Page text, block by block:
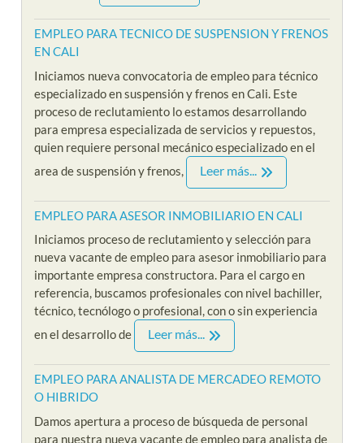
EMPLEO PARA TECNICO DE SUSPENSION Y FRENOS
EN CALI
Iniciamos nueva convocatoria de empleo para técnico
especializado en suspensión y frenos en Cali. Este
proceso de reclutamiento lo estamos desarrollando
para empresa especializada de servicios y repuestos,
quien requiere personal mecánico especializado en el
area de suspensión y frenos,
Leer más...
EMPLEO PARA ASESOR INMOBILIARIO EN CALI
Iniciamos proceso de reclutamiento y selección para
nueva vacante de empleo para asesor inmobiliario para
importante empresa constructora. Para el cargo en
referencia, buscamos profesionales con nivel bachiller,
técnico, tecnólogo o profesional, con o sin experiencia
en el desarrollo de
Leer más...
EMPLEO PARA ANALISTA DE MERCADEO REMOTO
O HIBRIDO
Damos apertura a proceso de búsqueda de personal
para nuestra nueva vacante de empleo para analista de